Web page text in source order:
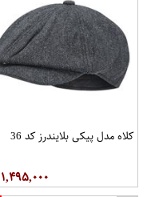
کلاه مدل پیکی بلایندرز کد 36
۱,۴۹۵,۰۰۰